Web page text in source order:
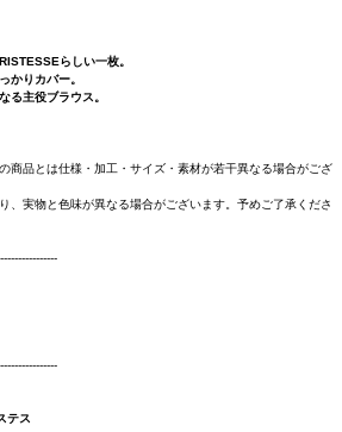
らしい一枚。
かりカバー。
る主役ブラウス。
商品とは仕様・加工・サイズ・素材が若干異なる場合がござ
、実物と色味が異なる場合がございます。予めご了承くださ
テス